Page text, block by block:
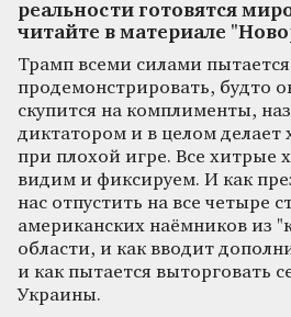
реальности готовятся
читайте в материале
Трамп всеми силами пытается
продемонстрировать, будто
скупится на комплименты,
диктатором и в целом
при плохой игре. Все хитрые
видим и фиксируем. И как
нас отпустить на все четыре
американских наёмников из
области, и как вводит
и как пытается выторговать
Украины.